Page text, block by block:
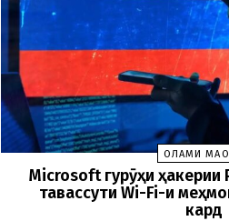
ОЛАМИ
Microsoft гурӯҳи ҳакерии
тавассути Wi-Fi-и
кард